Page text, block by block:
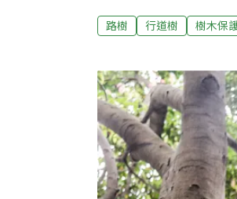
移除規範，旦難保施作
來搭配落實。砍樹質疑
路樹缺乏公開說明、也
到樹木抵禦無人機的國
園處一一說明。永康社
為避免颱風樹倒而先行
已事先公告移除原因，
專家會勘過，也是確診
路樹 行道樹 樹木保